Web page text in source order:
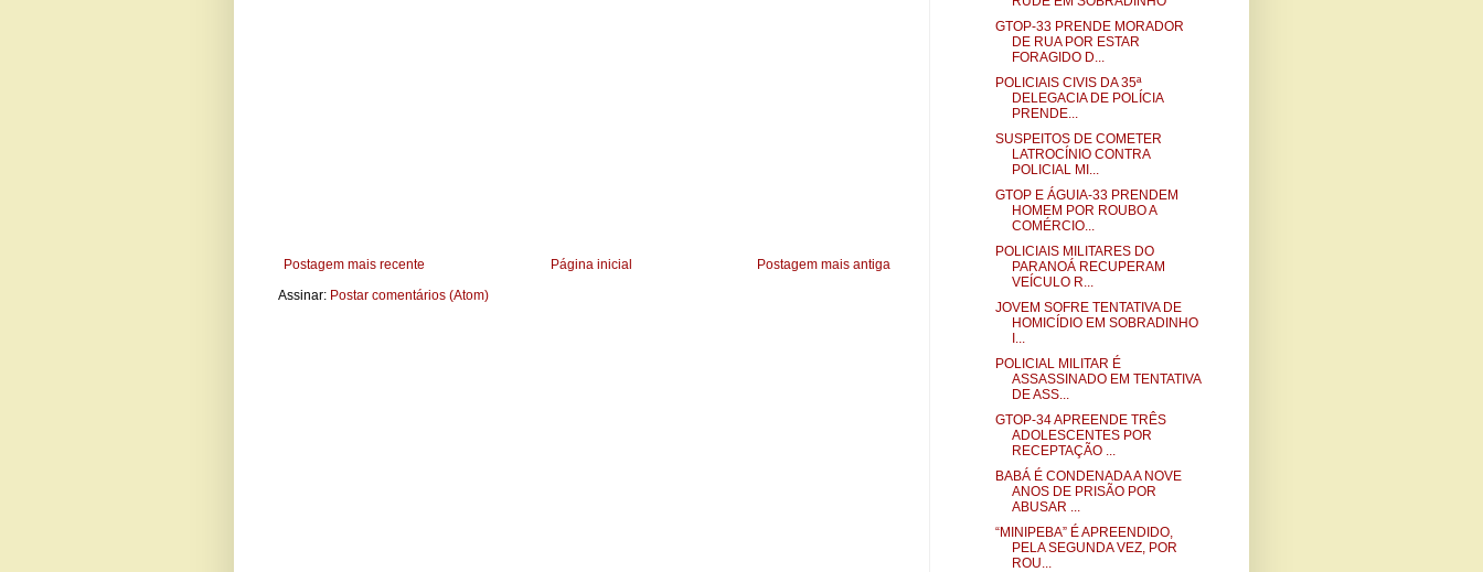
Postagem mais recente Postagem mais antiga
Página inicial
Assinar: Postar comentários (Atom)
GTOP-33 PRENDE MORADOR
DE RUA POR ESTAR
FORAGIDO D...
POLICIAIS CIVIS DA 35ª
DELEGACIA DE POLÍCIA
PRENDE...
SUSPEITOS DE COMETER
LATROCÍNIO CONTRA
POLICIAL MI...
GTOP E ÁGUIA-33 PRENDEM
HOMEM POR ROUBO A
COMÉRCIO...
POLICIAIS MILITARES DO
PARANOÁ RECUPERAM
VEÍCULO R...
JOVEM SOFRE TENTATIVA DE
HOMICÍDIO EM SOBRADINHO
I...
POLICIAL MILITAR É
ASSASSINADO EM TENTATIVA
DE ASS...
GTOP-34 APREENDE TRÊS
ADOLESCENTES POR
RECEPTAÇÃO ...
BABÁ É CONDENADA A NOVE
ANOS DE PRISÃO POR
ABUSAR ...
“MINIPEBA” É APREENDIDO,
PELA SEGUNDA VEZ, POR
ROU...